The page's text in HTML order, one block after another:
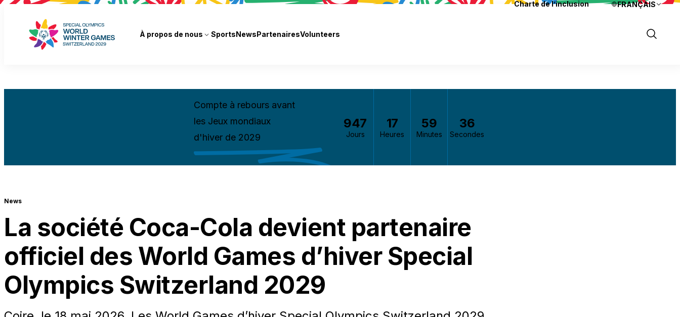
Charte de l’inclusion FRANÇAIS
Langues
À propos de nous SportsNewsPartenairesVolunteers
Show
Compte à rebours avant
les Jeux mondiaux
d'hiver de 2029
947
Jours
17
Heures
59
Minutes
35
Secondes
News
La société Coca-Cola devient partenaire
officiel des World Games d’hiver Special
Olympics Switzerland 2029